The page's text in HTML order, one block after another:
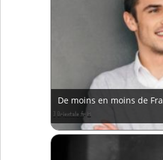
De moins en moins de